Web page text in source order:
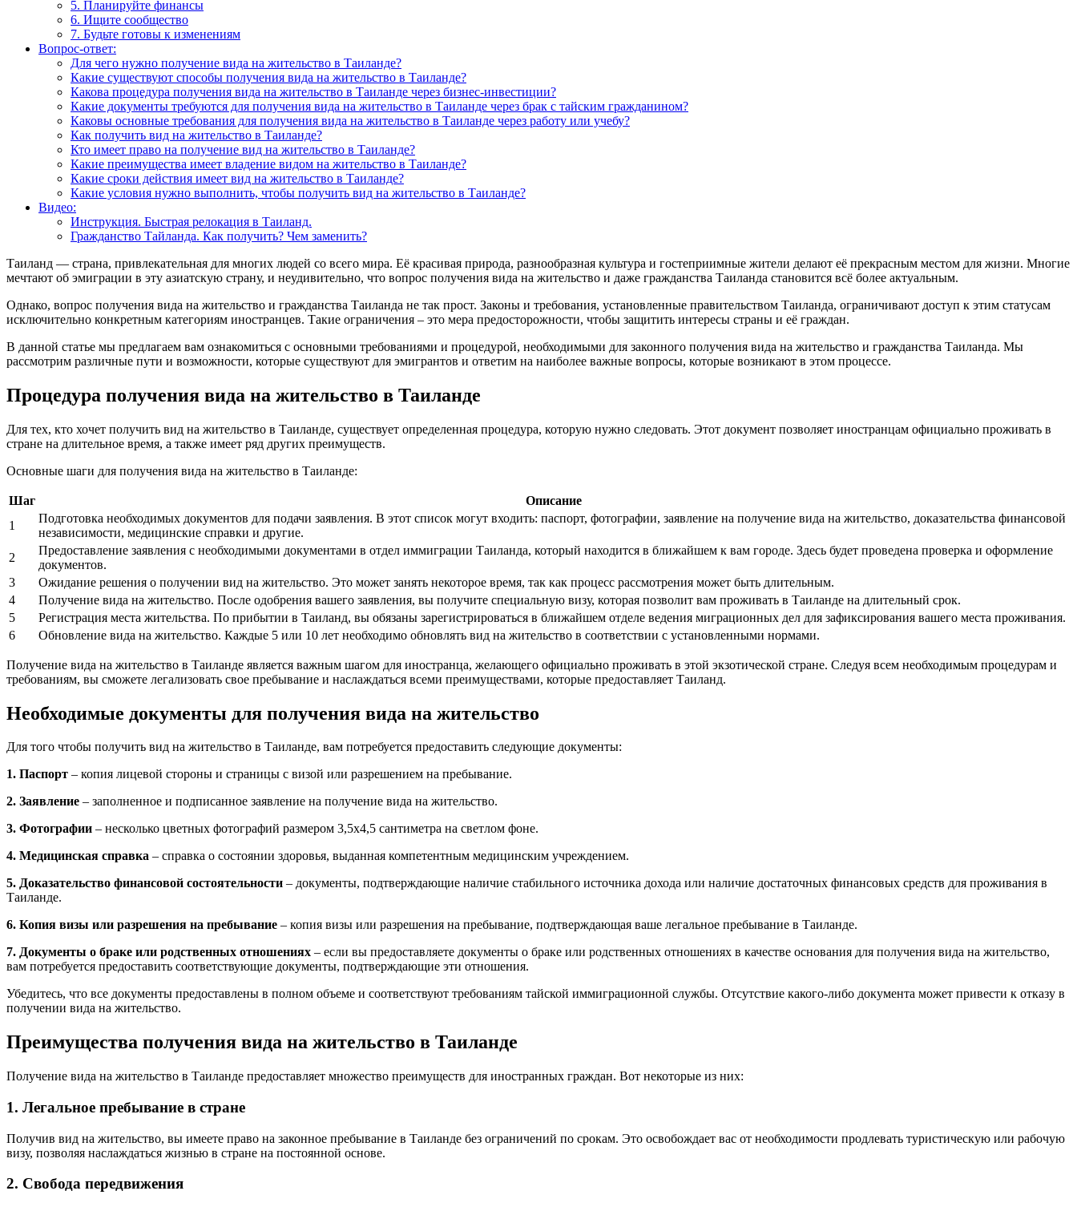
5. Планируйте финансы
6. Ищите сообщество
7. Будьте готовы к изменениям
Вопрос-ответ:
Для чего нужно получение вида на жительство в Таиланде?
Какие существуют способы получения вида на жительство в Таиланде?
Какова процедура получения вида на жительство в Таиланде через бизнес-инвестиции?
Какие документы требуются для получения вида на жительство в Таиланде через брак с тайским гражданином?
Каковы основные требования для получения вида на жительство в Таиланде через работу или учебу?
Как получить вид на жительство в Таиланде?
Кто имеет право на получение вид на жительство в Таиланде?
Какие преимущества имеет владение видом на жительство в Таиланде?
Какие сроки действия имеет вид на жительство в Таиланде?
Какие условия нужно выполнить, чтобы получить вид на жительство в Таиланде?
Видео:
Инструкция. Быстрая релокация в Таиланд.
Гражданство Тайланда. Как получить? Чем заменить?
Таиланд — страна, привлекательная для многих людей со всего мира. Её красивая природа, разнообразная культура и гостеприимные жители делают её прекрасным местом для жизни. Многие
мечтают об эмиграции в эту азиатскую страну, и неудивительно, что вопрос получения вида на жительство и даже гражданства Таиланда становится всё более актуальным.
Однако, вопрос получения вида на жительство и гражданства Таиланда не так прост. Законы и требования, установленные правительством Таиланда, ограничивают доступ к этим статусам
исключительно конкретным категориям иностранцев. Такие ограничения – это мера предосторожности, чтобы защитить интересы страны и её граждан.
В данной статье мы предлагаем вам ознакомиться с основными требованиями и процедурой, необходимыми для законного получения вида на жительство и гражданства Таиланда. Мы
рассмотрим различные пути и возможности, которые существуют для эмигрантов и ответим на наиболее важные вопросы, которые возникают в этом процессе.
Процедура получения вида на жительство в Таиланде
Для тех, кто хочет получить вид на жительство в Таиланде, существует определенная процедура, которую нужно следовать. Этот документ позволяет иностранцам официально проживать в
стране на длительное время, а также имеет ряд других преимуществ.
Основные шаги для получения вида на жительство в Таиланде:
Шаг
Описание
1
Подготовка необходимых документов для подачи заявления. В этот список могут входить: паспорт, фотографии, заявление на получение вида на жительство, доказательства финансовой
независимости, медицинские справки и другие.
2
Предоставление заявления с необходимыми документами в отдел иммиграции Таиланда, который находится в ближайшем к вам городе. Здесь будет проведена проверка и оформление
документов.
3
Ожидание решения о получении вид на жительство. Это может занять некоторое время, так как процесс рассмотрения может быть длительным.
4
Получение вида на жительство. После одобрения вашего заявления, вы получите специальную визу, которая позволит вам проживать в Таиланде на длительный срок.
5
Регистрация места жительства. По прибытии в Таиланд, вы обязаны зарегистрироваться в ближайшем отделе ведения миграционных дел для зафиксирования вашего места проживания.
6
Обновление вида на жительство. Каждые 5 или 10 лет необходимо обновлять вид на жительство в соответствии с установленными нормами.
Получение вида на жительство в Таиланде является важным шагом для иностранца, желающего официально проживать в этой экзотической стране. Следуя всем необходимым процедурам и
требованиям, вы сможете легализовать свое пребывание и наслаждаться всеми преимуществами, которые предоставляет Таиланд.
Необходимые документы для получения вида на жительство
Для того чтобы получить вид на жительство в Таиланде, вам потребуется предоставить следующие документы:
1. Паспорт – копия лицевой стороны и страницы с визой или разрешением на пребывание.
2. Заявление – заполненное и подписанное заявление на получение вида на жительство.
3. Фотографии – несколько цветных фотографий размером 3,5х4,5 сантиметра на светлом фоне.
4. Медицинская справка – справка о состоянии здоровья, выданная компетентным медицинским учреждением.
5. Доказательство финансовой состоятельности – документы, подтверждающие наличие стабильного источника дохода или наличие достаточных финансовых средств для проживания в
Таиланде.
6. Копия визы или разрешения на пребывание – копия визы или разрешения на пребывание, подтверждающая ваше легальное пребывание в Таиланде.
7. Документы о браке или родственных отношениях – если вы предоставляете документы о браке или родственных отношениях в качестве основания для получения вида на жительство,
вам потребуется предоставить соответствующие документы, подтверждающие эти отношения.
Убедитесь, что все документы предоставлены в полном объеме и соответствуют требованиям тайской иммиграционной службы. Отсутствие какого-либо документа может привести к отказу в
получении вида на жительство.
Преимущества получения вида на жительство в Таиланде
Получение вида на жительство в Таиланде предоставляет множество преимуществ для иностранных граждан. Вот некоторые из них:
1. Легальное пребывание в стране
Получив вид на жительство, вы имеете право на законное пребывание в Таиланде без ограничений по срокам. Это освобождает вас от необходимости продлевать туристическую или рабочую
визу, позволяя наслаждаться жизнью в стране на постоянной основе.
2. Свобода передвижения